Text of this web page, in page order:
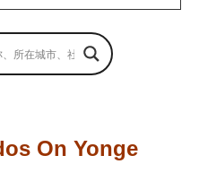
On Yonge